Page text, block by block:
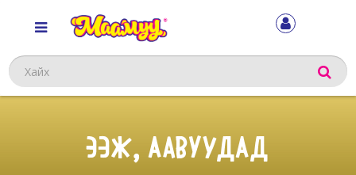
Хайх
ЭЭЖ, ААВУУДАД